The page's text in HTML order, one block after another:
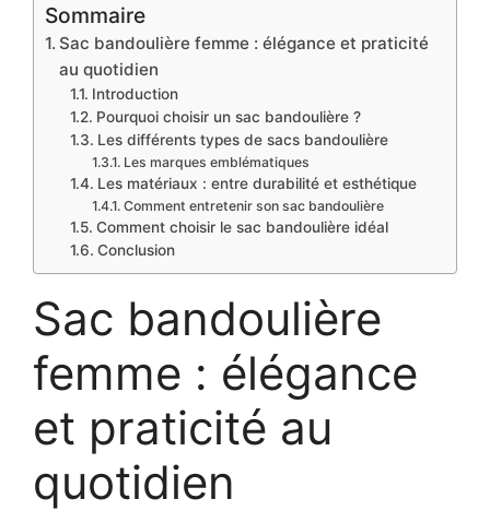
Sommaire
Sac bandoulière femme : élégance et praticité
au quotidien
Introduction
Pourquoi choisir un sac bandoulière ?
Les différents types de sacs bandoulière
Les marques emblématiques
Les matériaux : entre durabilité et esthétique
Comment entretenir son sac bandoulière
Comment choisir le sac bandoulière idéal
Conclusion
Sac bandoulière
femme : élégance
et praticité au
quotidien